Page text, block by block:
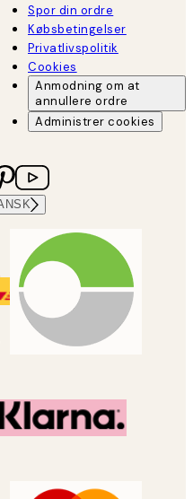
Spor din ordre
Købsbetingelser
Privatlivspolitik
Cookies
Anmodning om at
annullere ordre
Administrer cookies